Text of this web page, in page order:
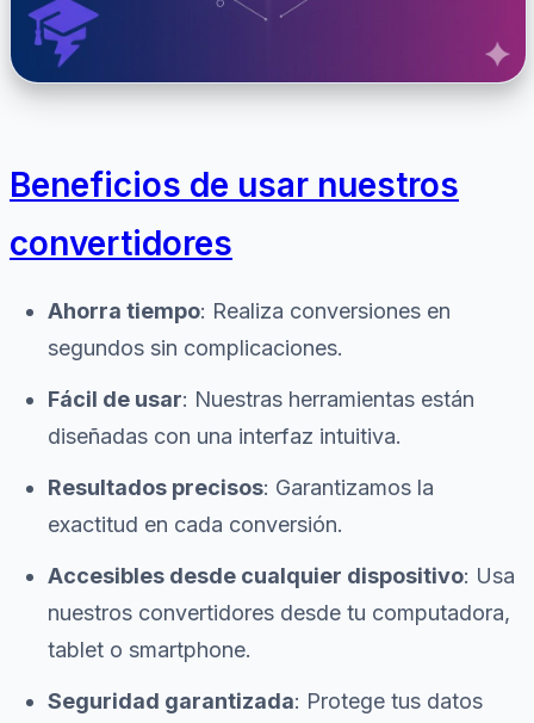
Beneficios de usar nuestros
convertidores
Ahorra tiempo: Realiza conversiones en
segundos sin complicaciones.
Fácil de usar: Nuestras herramientas están
diseñadas con una interfaz intuitiva.
Resultados precisos: Garantizamos la
exactitud en cada conversión.
Accesibles desde cualquier dispositivo: Usa
nuestros convertidores desde tu computadora,
tablet o smartphone.
Seguridad garantizada: Protege tus datos